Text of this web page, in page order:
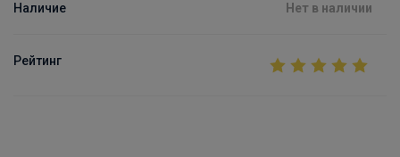
Наличие Нет в наличии
Рейтинг